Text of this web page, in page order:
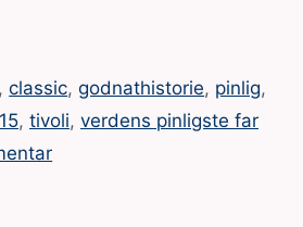
,classic,godnathistorie, pinlig,
, tivoli, verdens pinligste far